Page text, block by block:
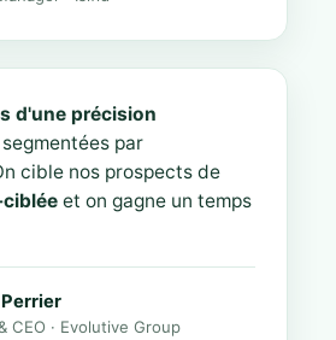
d'une précision
segmentées par
cible nos prospects de
et on gagne un temps
CEO · Evolutive Group